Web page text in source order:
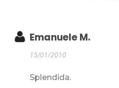
Emanuele M.
15/01/2010
Splendida.